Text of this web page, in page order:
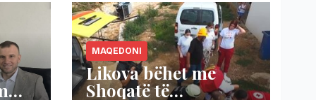
MAQEDONI
Likova bëhet me
Shoqatë të